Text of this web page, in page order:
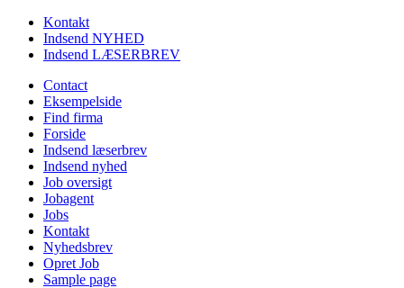
Kontakt
Indsend NYHED
Indsend LÆSERBREV
Contact
Eksempelside
Find firma
Forside
Indsend læserbrev
Indsend nyhed
Job oversigt
Jobagent
Jobs
Kontakt
Nyhedsbrev
Opret Job
Sample page